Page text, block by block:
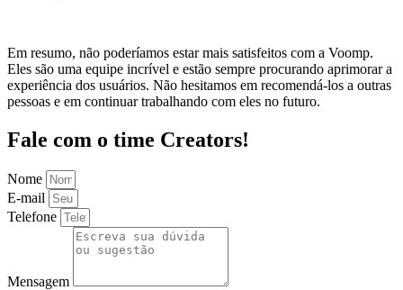
Em resumo, não poderíamos estar mais satisfeitos com a Voomp.
Eles são uma equipe incrível e estão sempre procurando aprimorar a
experiência dos usuários. Não hesitamos em recomendá-los a outras
pessoas e em continuar trabalhando com eles no futuro.
Fale com o time Creators!
Nome
E-mail
Telefone
Mensagem